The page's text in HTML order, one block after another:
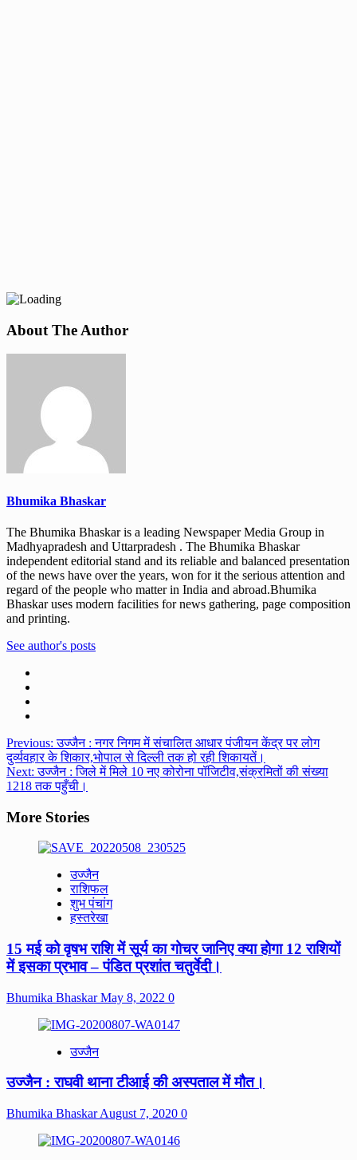
About The Author
Bhumika Bhaskar
The Bhumika Bhaskar is a leading Newspaper Media Group in
Madhyapradesh and Uttarpradesh . The Bhumika Bhaskar
independent editorial stand and its reliable and balanced presentation
of the news have over the years, won for it the serious attention and
regard of the people who matter in India and abroad.Bhumika
Bhaskar uses modern facilities for news gathering, page composition
and printing.
See author's posts
Post
navigation
Previous:उज्जैन : नगर निगम में संचालित आधार पंजीयन केंद्र पर लोग
दुर्व्यवहार के शिकार,भोपाल से दिल्ली तक हो रही शिकायतें।
Next:उज्जैन : जिले में मिले 10 नए कोरोना पॉजिटीव,संक्रमितों की संख्या
1218 तक पहुँची।
More Stories
उज्जैन
राशिफल
शुभ पंचांग
हस्तरेखा
15 मई को वृषभ राशि में सूर्य का गोचर जानिए क्या होगा 12 राशियों
में इसका प्रभाव – पंडित प्रशांत चतुर्वेदी।
Bhumika BhaskarMay 8, 2022 0
उज्जैन
उज्जैन : राघवी थाना टीआई की अस्पताल में मौत।
Bhumika BhaskarAugust 7, 2020 0